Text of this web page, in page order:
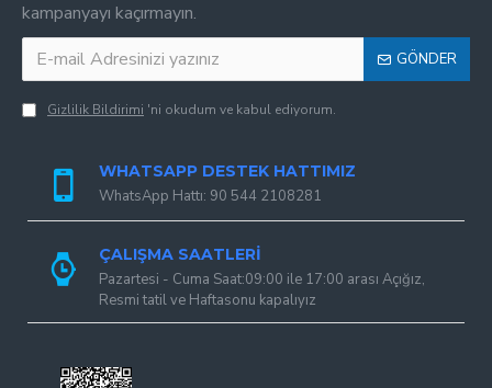
kampanyayı kaçırmayın.
GÖNDER
Gizlilik Bildirimi 'ni okudum ve kabul ediyorum.
WHATSAPP DESTEK HATTIMIZ
WhatsApp Hattı: 90 544 2108281
ÇALIŞMA SAATLERI
Pazartesi - Cuma Saat:09:00 ile 17:00 arası Açığız,
Resmi tatil ve Haftasonu kapalıyız